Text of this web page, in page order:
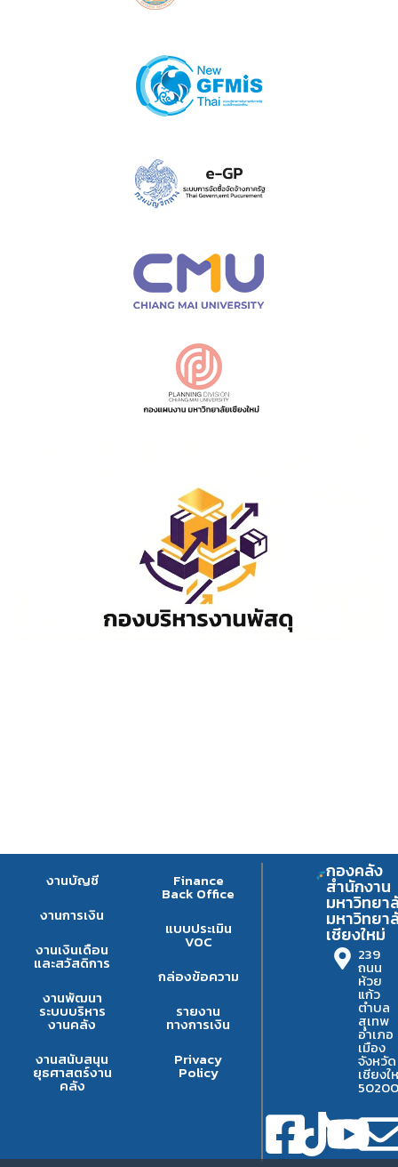
งานบัญชี
งานการเงิน
งานเงินเดือน
และสวัสดิการ
งานพัฒนา
ระบบบริหาร
งานคลัง
งานสนับสนุน
ยุธศาสตร์งาน
คลัง
Finance
Back Office
แบบประเมิน
VOC
กล่องข้อความ
รายงาน
ทางการเงิน
Privacy
Policy
กองคลัง
สำนักงาน
มหาวิทยา
มหาวิทยา
เชียงใหม่
239
ถนน
ห้วย
แก้ว
ตำบล
สุเทพ
อำเภอ
เมือง
จังหวัด
เชียงใ
50200